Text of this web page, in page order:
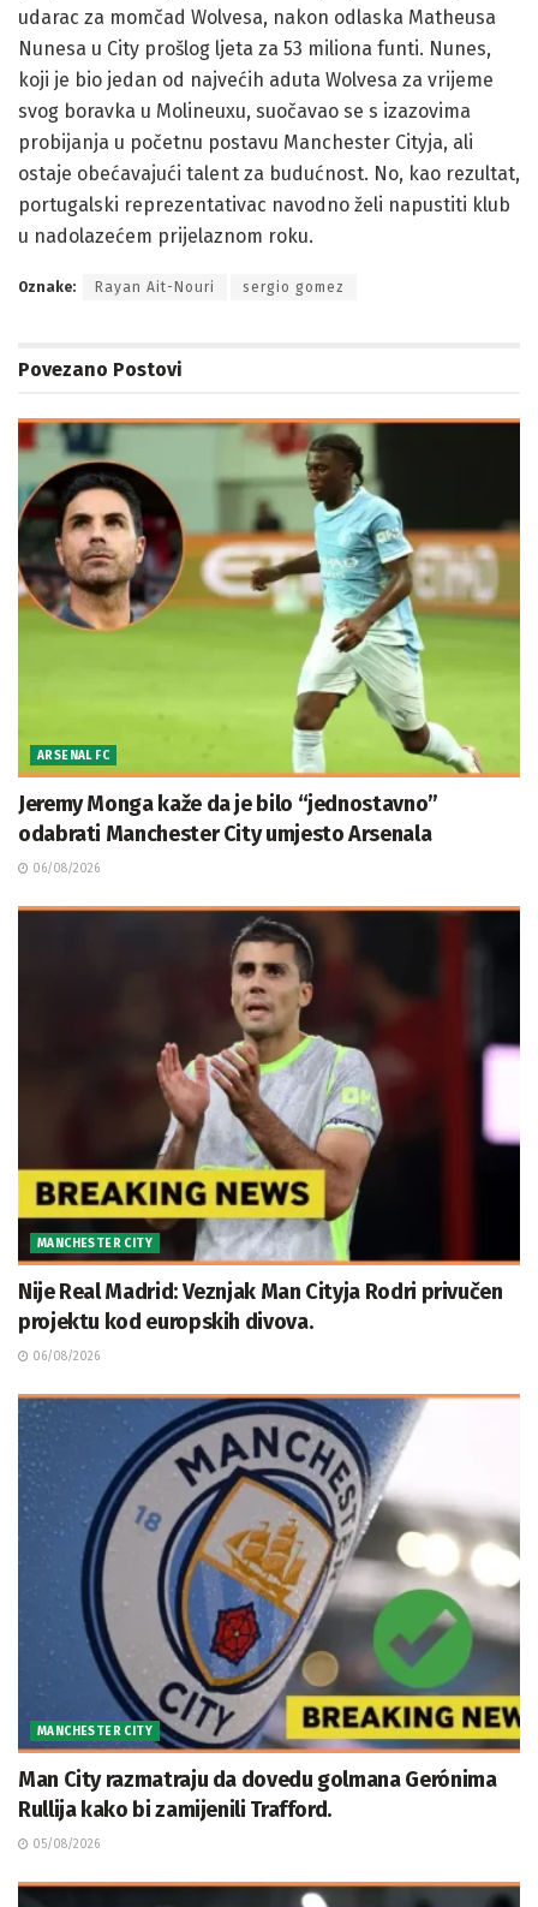
udarac za momčad Wolvesa, nakon odlaska Matheusa
Nunesa u City prošlog ljeta za 53 miliona funti. Nunes,
koji je bio jedan od najvećih aduta Wolvesa za vrijeme
svog boravka u Molineuxu, suočavao se s izazovima
probijanja u početnu postavu Manchester Cityja, ali
ostaje obećavajući talent za budućnost. No, kao rezultat,
portugalski reprezentativac navodno želi napustiti klub
u nadolazećem prijelaznom roku.
Oznake: Rayan Ait-Nouri sergio gomez
Povezano Postovi
ARSENAL FC
Jeremy Monga kaže da je bilo “jednostavno”
odabrati Manchester City umjesto Arsenala
06/08/2026
MANCHESTER CITY
Nije Real Madrid: Veznjak Man Cityja Rodri privučen
projektu kod europskih divova.
06/08/2026
MANCHESTER CITY
Man City razmatraju da dovedu golmana Gerónima
Rullija kako bi zamijenili Trafford.
05/08/2026